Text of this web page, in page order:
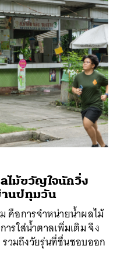
ลไม้ขวัญใจนักวิ่ง
านปทุมวัน
คือการจำหน่ายน้ำผลไม้
ใส่น้ำตาลเพิ่มเติม จึง
วมถึงวัยรุ่นที่ชื่นชอบออก